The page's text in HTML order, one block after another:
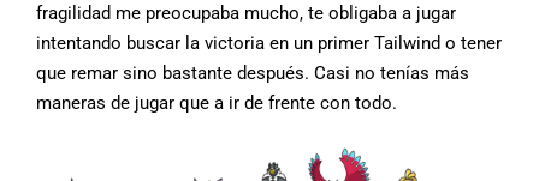
fragilidad me preocupaba mucho, te obligaba a jugar
intentando buscar la victoria en un primer Tailwind o tener
que remar sino bastante después. Casi no tenías más
maneras de jugar que a ir de frente con todo.